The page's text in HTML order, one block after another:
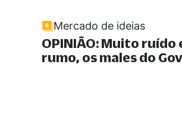
Mercado de ideias
OPINIÃO: Muito ruído
rumo, os males do